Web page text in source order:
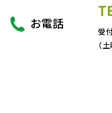
お電話
受
（